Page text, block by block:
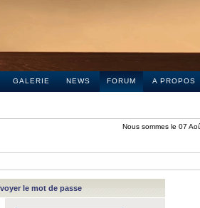
GALERIE NEWS FORUM A PROPOS
Nous sommes le 07
le mot de passe